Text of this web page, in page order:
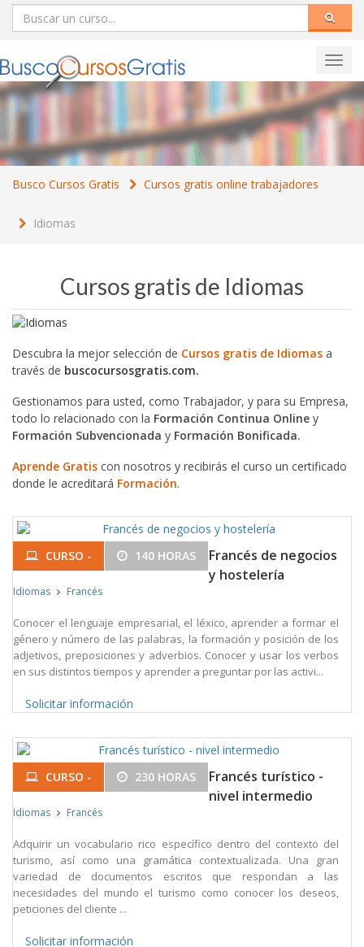
Busco Cursos Gratis Cursos gratis online trabajadores
Idiomas
Cursos gratis de Idiomas
Descubra la mejor selección de Cursos gratis de Idiomas a
través de buscocursosgratis.com.
Gestionamos para usted, como Trabajador, y para su Empresa,
todo lo relacionado con la Formación Continua Online y
Formación Subvencionada y Formación Bonificada.
Aprende Gratis con nosotros y recibirás el curso un certificado
donde le acreditará Formación.
CURSO - 140 HORAS
Francés de negocios
y hostelería
Idiomas Francés
Conocer el lenguaje empresarial, el léxico, aprender a formar el
género y número de las palabras, la formación y posición de los
adjetivos, preposiciones y adverbios. Conocer y usar los verbos
en sus distintos tiempos y aprender a preguntar por las activi...
Solicitar información
CURSO - 230 HORAS
Francés turístico -
nivel intermedio
Idiomas Francés
Adquirir un vocabulario rico específico dentro del contexto del
turismo, así como una gramática contextualizada. Una gran
variedad de documentos escritos que respondan a las
necesidades del mundo el turismo como conocer los deseos,
peticiones del cliente ...
Solicitar información